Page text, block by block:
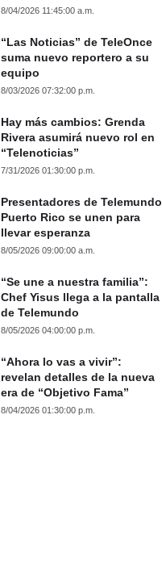
8/04/2026 11:45:00 a.m.
“Las Noticias” de TeleOnce
suma nuevo reportero a su
equipo
8/03/2026 07:32:00 p.m.
Hay más cambios: Grenda
Rivera asumirá nuevo rol en
“Telenoticias”
7/31/2026 01:30:00 p.m.
Presentadores de Telemundo
Puerto Rico se unen para
llevar esperanza
8/05/2026 09:00:00 a.m.
“Se une a nuestra familia”:
Chef Yisus llega a la pantalla
de Telemundo
8/05/2026 04:00:00 p.m.
“Ahora lo vas a vivir”:
revelan detalles de la nueva
era de “Objetivo Fama”
8/04/2026 01:30:00 p.m.